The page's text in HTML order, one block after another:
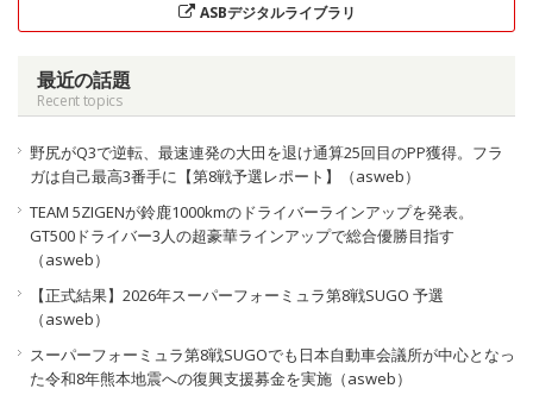
ASBデジタルライブラリ
最近の話題
Recent topics
野尻がQ3で逆転、最速連発の大田を退け通算25回目のPP獲得。フラ
ガは自己最高3番手に【第8戦予選レポート】（asweb）
TEAM 5ZIGENが鈴鹿1000kmのドライバーラインアップを発表。
GT500ドライバー3人の超豪華ラインアップで総合優勝目指す
（asweb）
【正式結果】2026年スーパーフォーミュラ第8戦SUGO 予選
（asweb）
スーパーフォーミュラ第8戦SUGOでも日本自動車会議所が中心となっ
た令和8年熊本地震への復興支援募金を実施（asweb）